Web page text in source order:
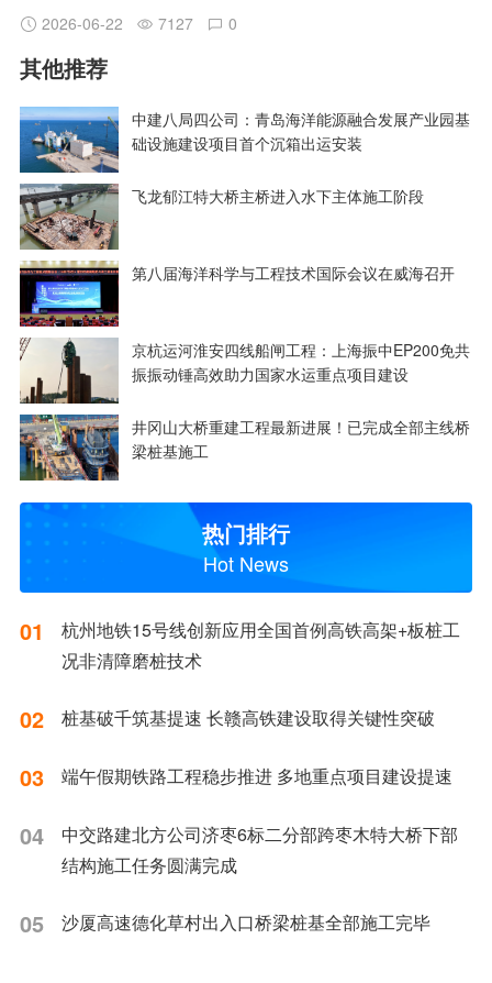
2026-06-22 7127 0
其他推荐
中建八局四公司：青岛海洋能源融合发展产业园基
础设施建设项目首个沉箱出运安装
飞龙郁江特大桥主桥进入水下主体施工阶段
第八届海洋科学与工程技术国际会议在威海召开
京杭运河淮安四线船闸工程：上海振中EP200免共
振振动锤高效助力国家水运重点项目建设
井冈山大桥重建工程最新进展！已完成全部主线桥
梁桩基施工
热门排行
Hot News
01
杭州地铁15号线创新应用全国首例高铁高架+板桩工
况非清障磨桩技术
02 桩基破千筑基提速 长赣高铁建设取得关键性突破
03 端午假期铁路工程稳步推进 多地重点项目建设提速
04
中交路建北方公司济枣6标二分部跨枣木特大桥下部
结构施工任务圆满完成
05 沙厦高速德化草村出入口桥梁桩基全部施工完毕